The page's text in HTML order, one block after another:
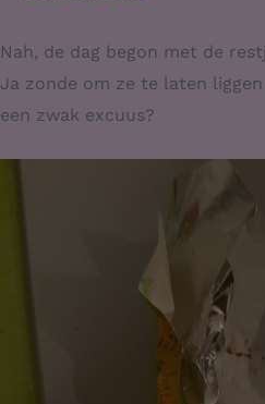
Nah, de dag begon met de
Ja zonde om ze te laten
een zwak excuus?